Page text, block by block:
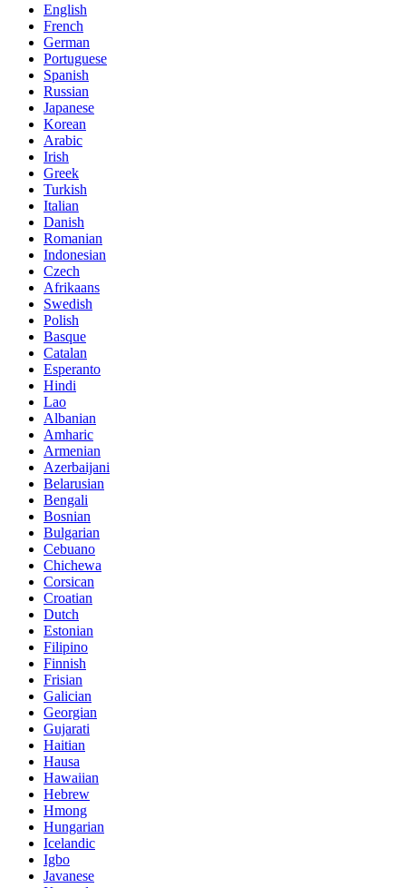
English
French
German
Portuguese
Spanish
Russian
Japanese
Korean
Arabic
Irish
Greek
Turkish
Italian
Danish
Romanian
Indonesian
Czech
Afrikaans
Swedish
Polish
Basque
Catalan
Esperanto
Hindi
Lao
Albanian
Amharic
Armenian
Azerbaijani
Belarusian
Bengali
Bosnian
Bulgarian
Cebuano
Chichewa
Corsican
Croatian
Dutch
Estonian
Filipino
Finnish
Frisian
Galician
Georgian
Gujarati
Haitian
Hausa
Hawaiian
Hebrew
Hmong
Hungarian
Icelandic
Igbo
Javanese